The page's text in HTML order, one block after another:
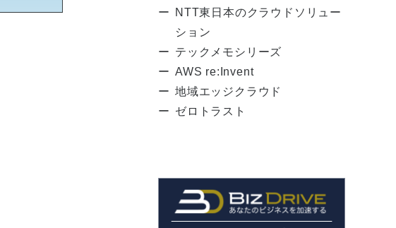
NTT東日本のクラウドソリュー
ション
テックメモシリーズ
AWS re:Invent
地域エッジクラウド
ゼロトラスト